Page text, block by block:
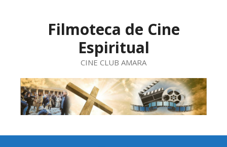
Filmoteca de Cine
Espiritual
CINE CLUB AMARA